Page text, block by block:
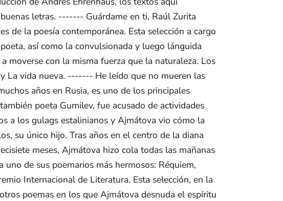
letras. ------- Guárdame en ti, Raúl Zurita
de la poesía contemporánea. Esta selección a cargo
así como la convulsionada y luego lánguida
moverse con la misma fuerza que la naturaleza. Los
La vida nueva. ------- He leído que no mueren las
años en Rusia, es uno de los principales
poeta Gumilev, fue acusado de actividades
a los gulags estalinianos y Ajmátova vio cómo la
su único hijo. Tras años en el centro de la diana
meses, Ajmátova hizo cola todas las mañanas
de sus poemarios más hermosos: Réquiem,
Internacional de Literatura. Esta selección, en la
poemas en los que Ajmátova desnuda el espíritu